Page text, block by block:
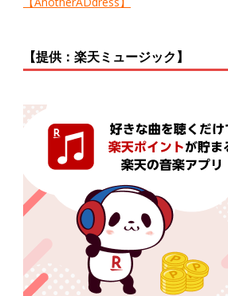
【提供：楽天ミュージック】